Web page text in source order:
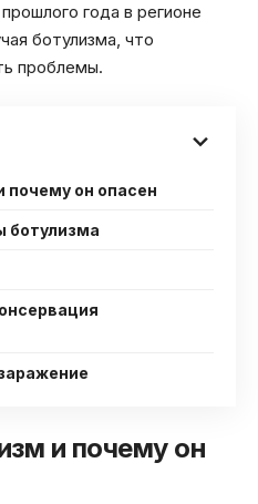
года в регионе
ботулизма, что
проблемы.
почему он опасен
ботулизма
и почему он